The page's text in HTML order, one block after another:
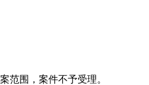
范围，案件不予受理。